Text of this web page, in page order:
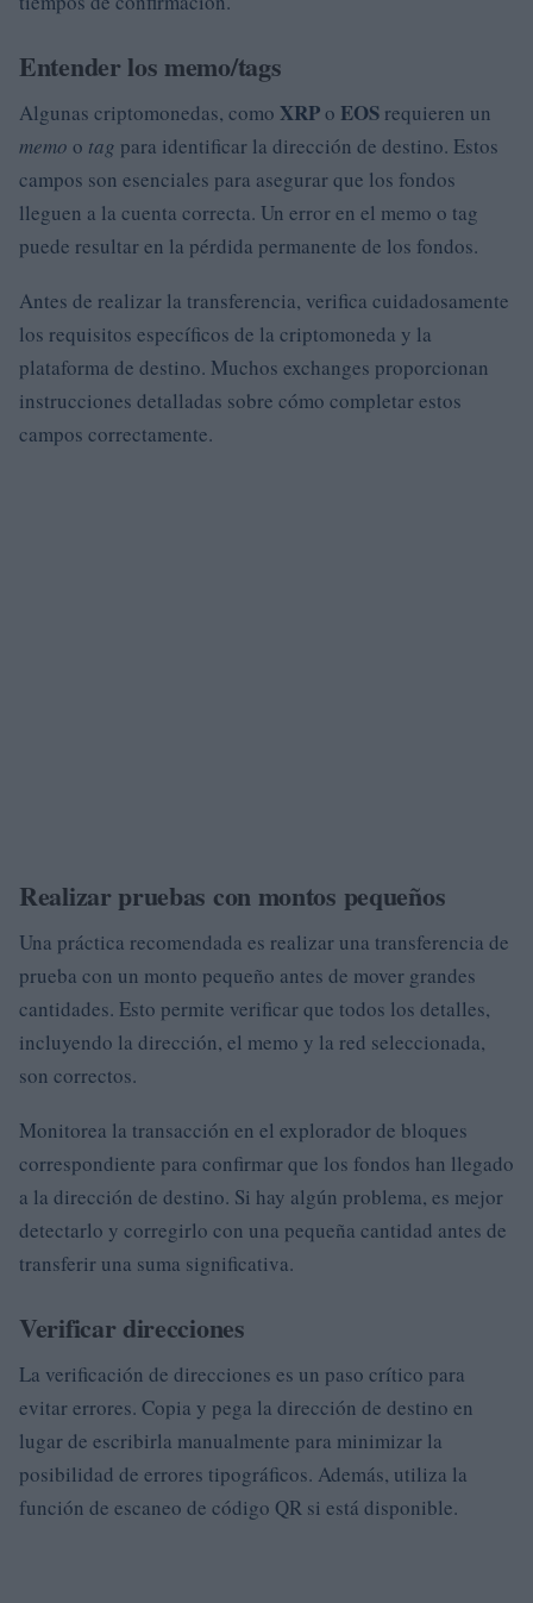
Entender los memo/tags
Algunas criptomonedas, como XRPo EOS requieren un
memo o tag para identificar la dirección de destino. Estos
campos son esenciales para asegurar que los fondos
lleguen a la cuenta correcta. Un error en el memo o tag
puede resultar en la pérdida permanente de los fondos.
Antes de realizar la transferencia, verifica cuidadosamente
los requisitos específicos de la criptomoneda y la
plataforma de destino. Muchos exchanges proporcionan
instrucciones detalladas sobre cómo completar estos
campos correctamente.
Realizar pruebas con montos pequeños
Una práctica recomendada es realizar una transferencia de
prueba con un monto pequeño antes de mover grandes
cantidades. Esto permite verificar que todos los detalles,
incluyendo la dirección, el memo y la red seleccionada,
son correctos.
Monitorea la transacción en el explorador de bloques
correspondiente para confirmar que los fondos han llegado
a la dirección de destino. Si hay algún problema, es mejor
detectarlo y corregirlo con una pequeña cantidad antes de
transferir una suma significativa.
Verificar direcciones
La verificación de direcciones es un paso crítico para
evitar errores. Copia y pega la dirección de destino en
lugar de escribirla manualmente para minimizar la
posibilidad de errores tipográficos. Además, utiliza la
función de escaneo de código QR si está disponible.